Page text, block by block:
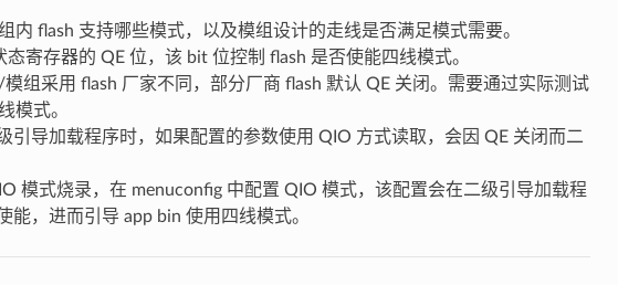
内 flash 支持哪些模式，以及模组设计的走线是否满足模式需要。
态寄存器的 QE 位，该 bit 位控制 flash 是否使能四线模式。
组采用 flash 厂家不同，部分厂商 flash 默认 QE 关闭。需要通过实际测试
模式。
引导加载程序时，如果配置的参数使用 QIO 方式读取，会因 QE 关闭而二
模式烧录，在 menuconfig 中配置 QIO 模式，该配置会在二级引导加载程
能，进而引导 app bin 使用四线模式。